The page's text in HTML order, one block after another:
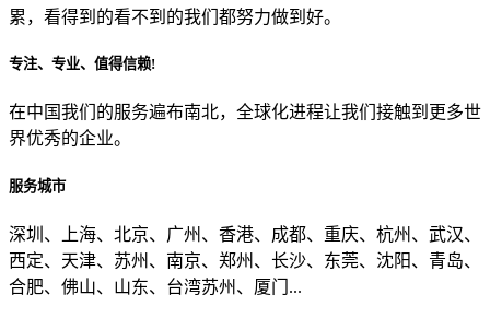
目前主要的营销渠道是？
累，看得到的看不到的我们都努力做到好。
专注、专业、值得信赖!
在中国我们的服务遍布南北，全球化进程让我们接触到更多世
界优秀的企业。
服务城市
深圳、上海、北京、广州、香港、成都、重庆、杭州、武汉、
西定、天津、苏州、南京、郑州、长沙、东莞、沈阳、青岛、
合肥、佛山、山东、台湾苏州、厦门...